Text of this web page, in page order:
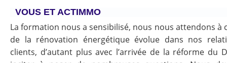
VOUS ET ACTIMMO
La formation nous a sensibilisé, nous nous attendons à
de la rénovation énergétique évolue dans nos
clients, d’autant plus avec l’arrivée de la réforme du